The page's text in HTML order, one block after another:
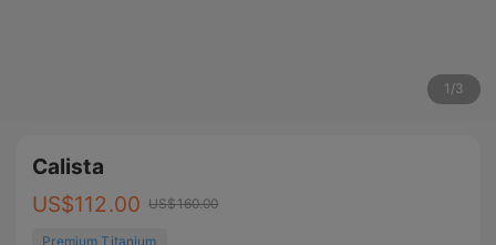
1 /3
Calista
US$112.00 US$160.00
Premium Titanium